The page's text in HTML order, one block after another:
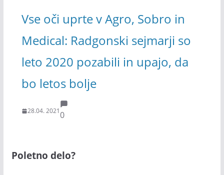
Vse oči uprte v Agro, Sobro in
Medical: Radgonski sejmarji so
leto 2020 pozabili in upajo, da
bo letos bolje
28.04. 20210
Poletno delo?